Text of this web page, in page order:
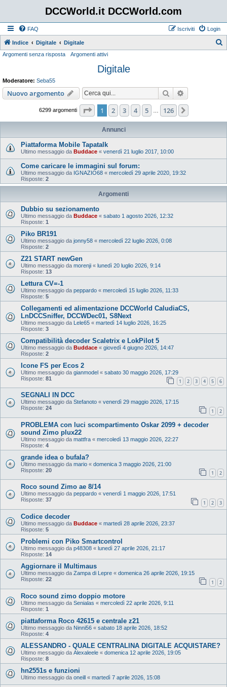
DCCWorld.it DCCWorld.com
FAQ Login
Iscriviti
Indice Digitale Digitale
Argomenti senza risposta Argomenti attivi
Digitale
Moderatore: Seba55
Nuovo argomento Cerca
6299 argomenti Pagina di 126
1 2 3 4 5 126
Annunci
Piattaforma Mobile Tapatalk
Ultimo messaggio da Buddace « venerdì 21 luglio 2017, 10:00
Come caricare le immagini sul forum:
Ultimo messaggio da IGNAZIO68 « mercoledì 29 aprile 2020, 19:32
Risposte: 2
Argomenti
Dubbio su sezionamento
Ultimo messaggio da Buddace « sabato 1 agosto 2026, 12:32
Risposte: 1
Piko BR191
Ultimo messaggio da jonny58 « mercoledì 22 luglio 2026, 0:08
Risposte: 2
Z21 START newGen
Ultimo messaggio da morenji « lunedì 20 luglio 2026, 9:14
Risposte: 13
Lettura CV=-1
Ultimo messaggio da peppardo « mercoledì 15 luglio 2026, 11:33
Risposte: 5
Collegamenti ed alimentazione DCCWorld CaludiaCS,
LnDCCSniffer, DCCWDec01, S8Next
Ultimo messaggio da Lele65 « martedì 14 luglio 2026, 16:25
Risposte: 3
Compatibilità decoder Scaletrix e LokPilot 5
Ultimo messaggio da Buddace « giovedì 4 giugno 2026, 14:47
Risposte: 2
Icone FS per Ecos 2
Ultimo messaggio da gianmodel « sabato 30 maggio 2026, 17:29
Risposte: 81 1 2 3 4 5 6
SEGNALI IN DCC
Ultimo messaggio da Stefanoto « venerdì 29 maggio 2026, 17:15
Risposte: 24 1 2
PROBLEMA con luci scompartimento Oskar 2099 + decoder
sound Zimo plux22
Ultimo messaggio da mattfra « mercoledì 13 maggio 2026, 22:27
Risposte: 4
grande idea o bufala?
Ultimo messaggio da mario « domenica 3 maggio 2026, 21:00
Risposte: 20 1 2
Roco sound Zimo ae 8/14
Ultimo messaggio da peppardo « venerdì 1 maggio 2026, 17:51
Risposte: 37 1 2 3
Codice decoder
Ultimo messaggio da Buddace « martedì 28 aprile 2026, 23:37
Risposte: 5
Problemi con Piko Smartcontrol
Ultimo messaggio da p48308 « lunedì 27 aprile 2026, 21:17
Risposte: 14
Aggiornare il Multimaus
Ultimo messaggio da Zampa di Lepre « domenica 26 aprile 2026, 19:15
Risposte: 22 1 2
Roco sound zimo doppio motore
Ultimo messaggio da Senialas « mercoledì 22 aprile 2026, 9:11
Risposte: 1
piattaforma Roco 42615 e centrale z21
Ultimo messaggio da Ninni56 « sabato 18 aprile 2026, 18:52
Risposte: 4
ALESSANDRO - QUALE CENTRALINA DIGITALE ACQUISTARE?
Ultimo messaggio da Alexaleele « domenica 12 aprile 2026, 19:05
Risposte: 8
hn2551s e funzioni
Ultimo messaggio da oneill « martedì 7 aprile 2026, 15:08